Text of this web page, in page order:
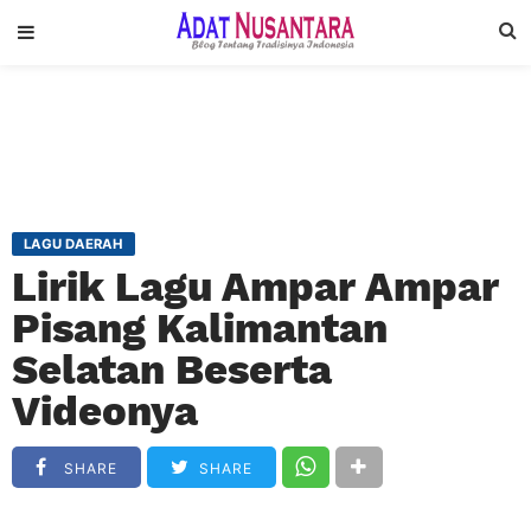
LAGU DAERAH
Lirik Lagu Ampar Ampar
Pisang Kalimantan
Selatan Beserta
Videonya
SHARE SHARE